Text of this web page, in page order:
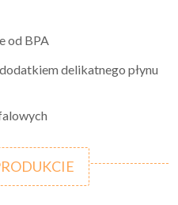
od BPA
delikatnego płynu